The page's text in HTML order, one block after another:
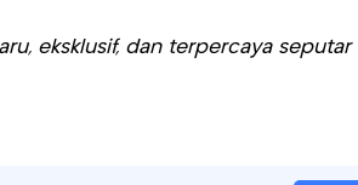
eksklusif, dan terpercaya seputar